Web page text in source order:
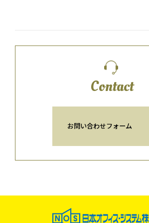
Contact
お問い合わせフォーム